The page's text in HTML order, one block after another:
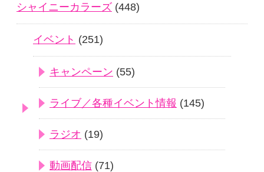
シャイニーカラーズ (448)
イベント (251)
キャンペーン (55)
ライブ／各種イベント情報 (145)
ラジオ (19)
動画配信 (71)